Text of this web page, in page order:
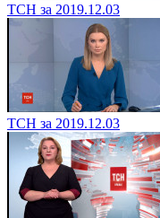
ТСН за 2019.12.03
ТСН за 2019.12.03